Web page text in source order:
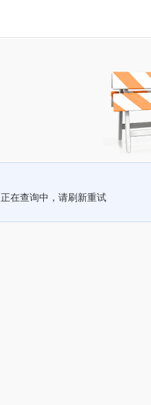
正在查询中，请刷新重试